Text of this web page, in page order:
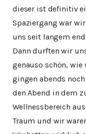
dieser ist definitiv
Spaziergang war
uns seit langem
Dann durften wir
genauso schön,
gingen abends
den Abend in dem
Wellnessbereich
Traum und wir